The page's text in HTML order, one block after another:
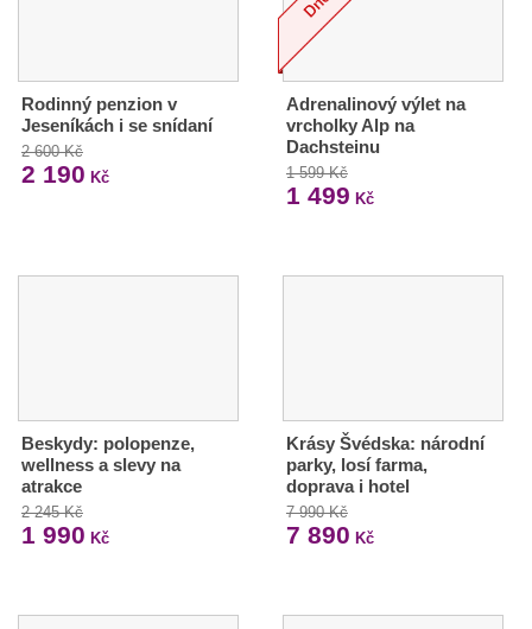
Rodinný penzion v
Jeseníkách i se snídaní
2 600 Kč
2 190 Kč
Adrenalinový výlet na
vrcholky Alp na
Dachsteinu
1 599 Kč
1 499 Kč
Beskydy: polopenze,
wellness a slevy na
atrakce
2 245 Kč
1 990 Kč
Krásy Švédska: národní
parky, losí farma,
doprava i hotel
7 990 Kč
7 890 Kč